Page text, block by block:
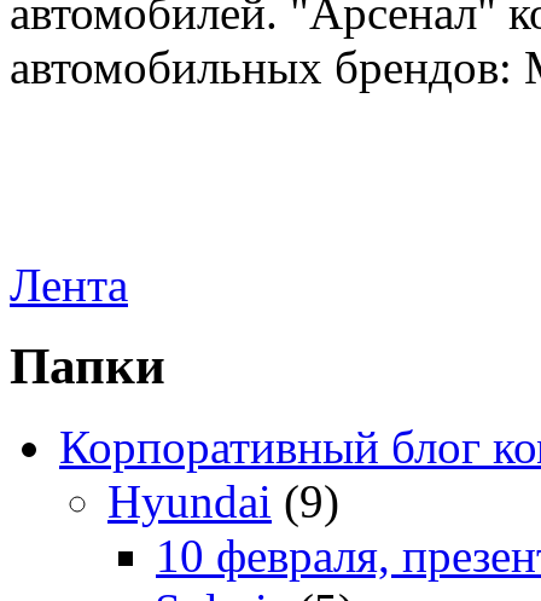
автомобилей. "Арсенал"
автомобильных
Лента
Папки
Корпоративный блог
Hyundai (9)
10 февраля,